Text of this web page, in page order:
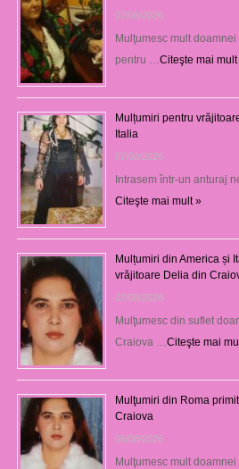
07/08/2026
Mulţumesc mult
pentru … Citeşte mai mult
Mulțumiri pentru
Italia
07/08/2026
Intrasem într-un anturaj
Citeşte mai mult »
Mulțumiri din America și
vrăjitoare Delia din
07/08/2026
Mulţumesc din suflet
Craiova … Citeşte mai
Mulţumiri din Roma
Craiova
06/08/2026
Mulţumesc mult